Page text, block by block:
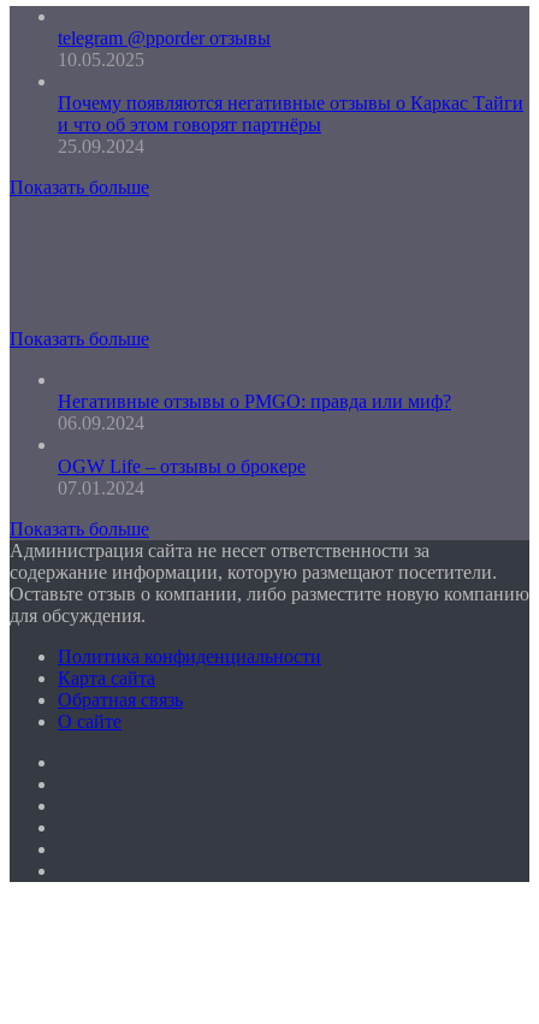
telegram @pporder отзывы
10.05.2025
Почему появляются негативные отзывы о Каркас Тайги
и что об этом говорят партнёры
25.09.2024
Показать больше
Показать больше
Негативные отзывы о PMGO: правда или миф?
06.09.2024
OGW Life – отзывы о брокере
07.01.2024
Показать больше
Администрация сайта не несет ответственности за
содержание информации, которую размещают посетители.
Оставьте отзыв о компании, либо разместите новую компанию
для обсуждения.
Политика конфиденциальности
Карта сайта
Обратная связь
О сайте